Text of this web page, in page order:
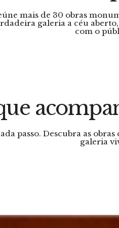
mais de 30 obras
galeria a céu
com o
passo. Descubra as
galeria